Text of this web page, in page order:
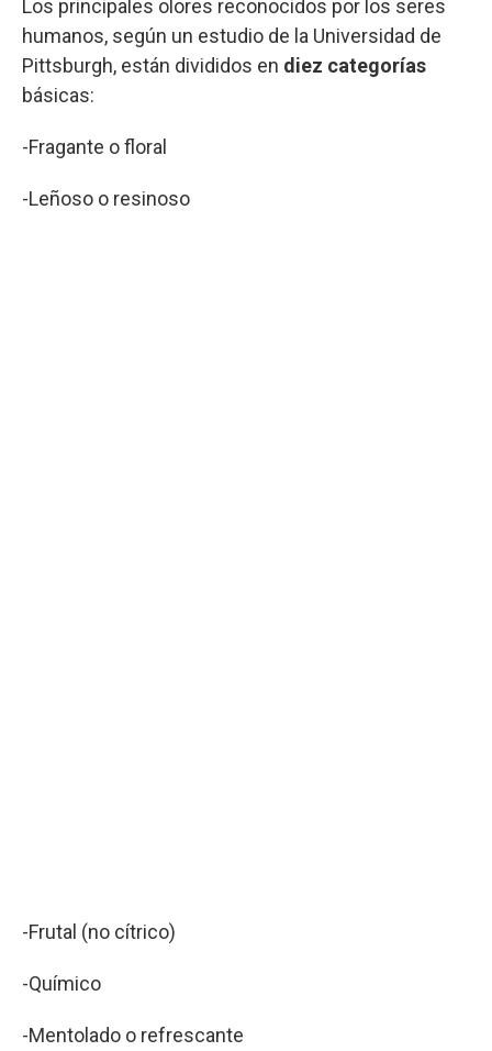
Los principales olores reconocidos por los seres
humanos, según un estudio de la Universidad de
Pittsburgh, están divididos en diez categorías
básicas:
-Fragante o floral
-Leñoso o resinoso
-Frutal (no cítrico)
-Químico
-Mentolado o refrescante